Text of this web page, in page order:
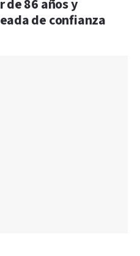
de 86 años y
de confianza